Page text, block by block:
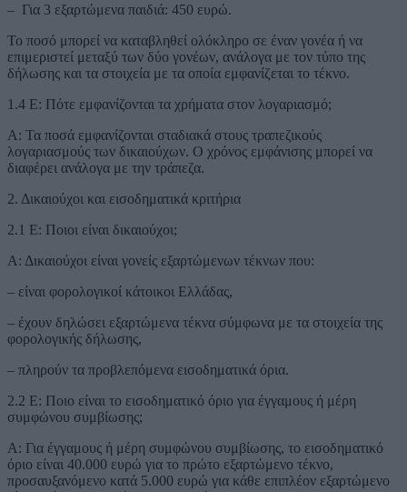
– Για 3 εξαρτώμενα παιδιά: 450 ευρώ.
Το ποσό μπορεί να καταβληθεί ολόκληρο σε έναν γονέα ή να
επιμεριστεί μεταξύ των δύο γονέων, ανάλογα με τον τύπο της
δήλωσης και τα στοιχεία με τα οποία εμφανίζεται το τέκνο.
1.4 Ε: Πότε εμφανίζονται τα χρήματα στον λογαριασμό;
Α: Τα ποσά εμφανίζονται σταδιακά στους τραπεζικούς
λογαριασμούς των δικαιούχων. Ο χρόνος εμφάνισης μπορεί να
διαφέρει ανάλογα με την τράπεζα.
2. Δικαιούχοι και εισοδηματικά κριτήρια
2.1 Ε: Ποιοι είναι δικαιούχοι;
Α: Δικαιούχοι είναι γονείς εξαρτώμενων τέκνων που:
– είναι φορολογικοί κάτοικοι Ελλάδας,
– έχουν δηλώσει εξαρτώμενα τέκνα σύμφωνα με τα στοιχεία της
φορολογικής δήλωσης,
– πληρούν τα προβλεπόμενα εισοδηματικά όρια.
2.2 Ε: Ποιο είναι το εισοδηματικό όριο για έγγαμους ή μέρη
συμφώνου συμβίωσης;
Α: Για έγγαμους ή μέρη συμφώνου συμβίωσης, το εισοδηματικό
όριο είναι 40.000 ευρώ για το πρώτο εξαρτώμενο τέκνο,
προσαυξανόμενο κατά 5.000 ευρώ για κάθε επιπλέον εξαρτώμενο